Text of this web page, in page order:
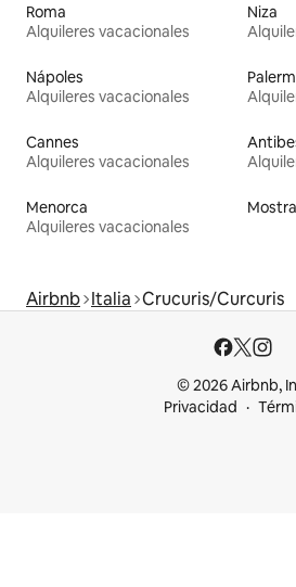
Roma
Alquileres vacacionales
Niza
Nápoles
Alquileres vacacionales
Cannes
Alquileres vacacionales
Menorca
Alquileres vacacionales
Airbnb Italia Crucuris/Curcuris
© 2026 Airbnb,
Privacidad